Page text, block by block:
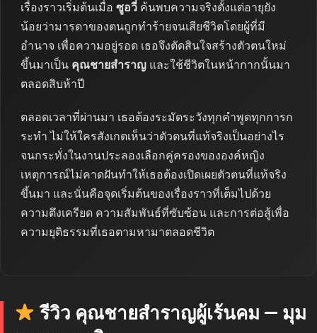
เรื่องราวเริ่มต้นเมื่อ ซูอวี่ ค้นพบความจริงตั้งแต่อายุยัง
น้อยว่ามารดาของตนถูกทำร้ายจนเสียชีวิตโดยผู้ที่มี
อำนาจ เพื่อความอยู่รอด เธอจึงตัดสินใจสร้างตัวตนใหม่
ขึ้นมาเป็น คุณชายสำราญ และใช้ชีวิตในหน้ากากนั้นมา
ตลอดสิบห้าปี
ตลอดเวลาที่ผ่านมา เธอต้องระมัดระวังทุกคำพูดทุกการก
ระทำ ไม่ให้ใครสังเกตเห็นว่าตัวตนที่แท้จริงเป็นอย่างไร
จนกระทั่งในงานประลองเลือกคู่ครองขององค์หญิง
เหตุการณ์ไม่คาดฝันทำให้เธอต้องเปิดเผยตัวตนที่แท้จริง
ขึ้นมา และนั่นคือจุดเริ่มต้นของเรื่องราวที่เต็มไปด้วย
ความตึงเครียด ความสัมพันธ์ที่ซับซ้อน และการต่อสู้เพื่อ
ความยุติธรรมที่เธอตามหามาตลอดชีวิต
รีวิว คุณชายสำราญผู้เร้นคม — มุม